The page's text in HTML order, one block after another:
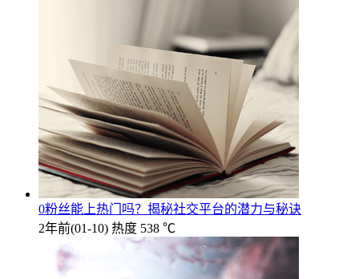
0粉丝能上热门吗？揭秘社交平台的潜力与秘诀
2年前(01-10) 热度 538 ℃